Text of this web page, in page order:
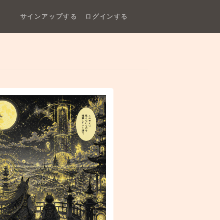
サインアップする ログインする